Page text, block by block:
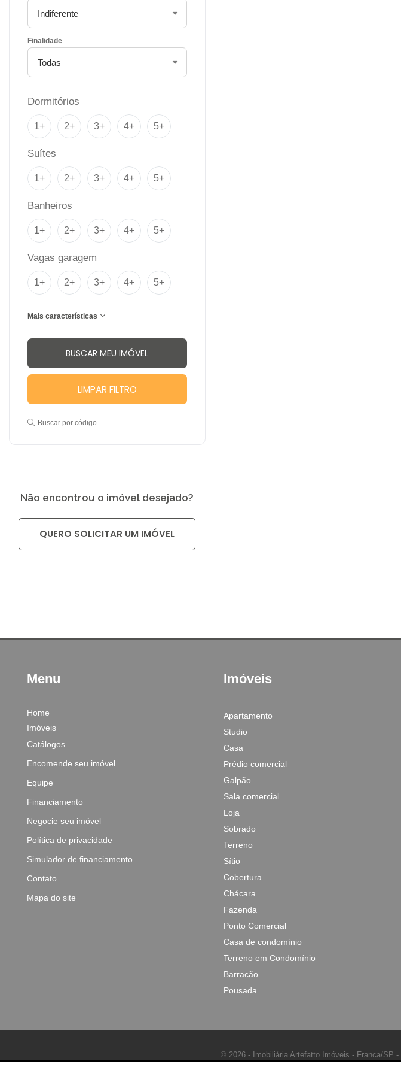
Finalidade
Dormitórios
1+ 2+ 3+ 4+ 5+
Suítes
1+ 2+ 3+ 4+ 5+
Banheiros
1+ 2+ 3+ 4+ 5+
Vagas garagem
1+ 2+ 3+ 4+ 5+
Mais características
LIMPAR FILTRO
Buscar por código
Não encontrou o imóvel desejado?
QUERO SOLICITAR UM IMÓVEL
Menu
Home
Imóveis
Catálogos
Encomende seu imóvel
Equipe
Financiamento
Negocie seu imóvel
Política de privacidade
Simulador de financiamento
Contato
Mapa do site
Imóveis
Apartamento
Studio
Casa
Prédio comercial
Galpão
Sala comercial
Loja
Sobrado
Terreno
Sítio
Cobertura
Chácara
Fazenda
Ponto Comercial
Casa de condomínio
Terreno em Condomínio
Barracão
Pousada
© 2026 - Imobiliária Artefatto Imóveis - Franca/SP -